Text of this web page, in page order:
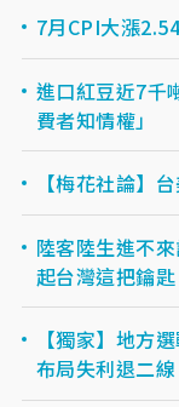
7月CPI大漲
進口紅豆近7千
費者知情權」
【梅花社論】
陸客陸生進不
起台灣這把鑰匙
【獨家】地方
布局失利退二